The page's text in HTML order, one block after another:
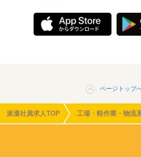
ページトップ
派遣社員求人TOP 工場・軽作業・物流